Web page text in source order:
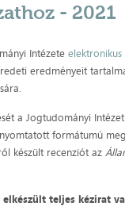
- 2021
Intézete
eredményeit
a Jogtudományi
formátumú
készült recenziót az
teljes kézirat